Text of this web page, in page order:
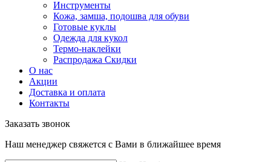
Инструменты
Кожа, замша, подошва для обуви
Готовые куклы
Одежда для кукол
Термо-наклейки
Распродажа Скидки
О нас
Акции
Доставка и оплата
Контакты
Заказать звонок
Наш менеджер свяжется с Вами в ближайшее время